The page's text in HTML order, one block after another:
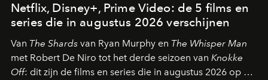
Netflix, Disney+, Prime Video: de 5 films en
series die in augustus 2026 verschijnen
Van The Shards van Ryan Murphy en The Whisper Man
met Robert De Niro tot het derde seizoen van Knokke
Off: dit zijn de films en series die in augustus 2026 op de